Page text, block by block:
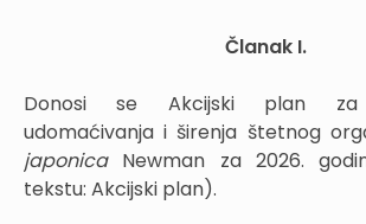
Članak I.
Donosi se Akcijski plan za
udomaćivanja i širenja štetnog
japonica Newman za 2026.
tekstu: Akcijski plan).